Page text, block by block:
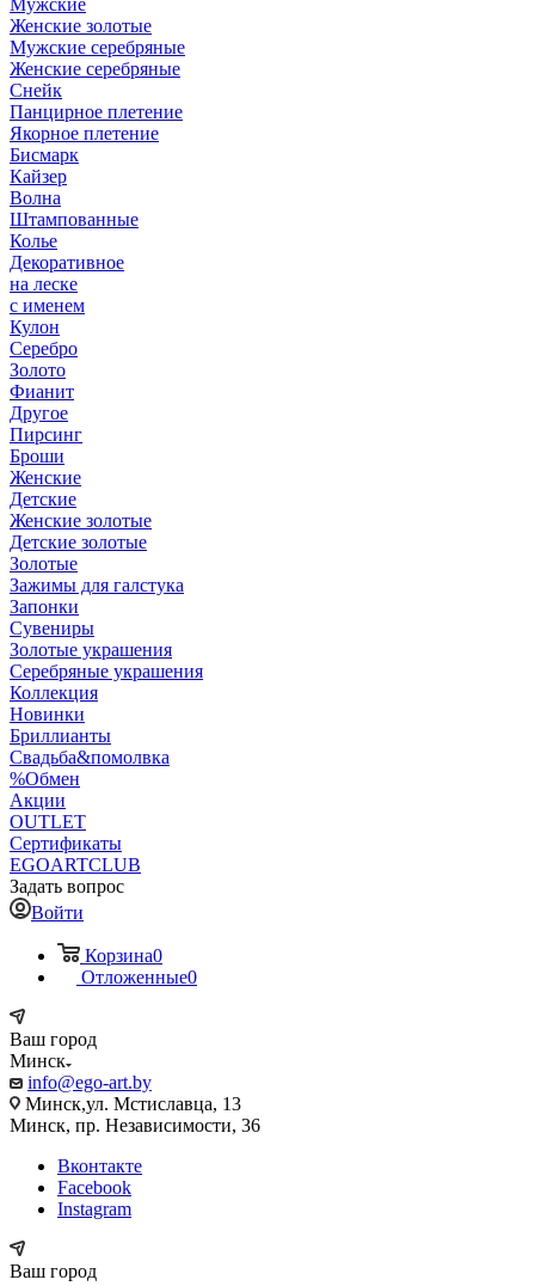
Мужские
Женские золотые
Мужские серебряные
Женские серебряные
Снейк
Панцирное плетение
Якорное плетение
Бисмарк
Кайзер
Волна
Штампованные
Колье
Декоративное
на леске
с именем
Кулон
Серебро
Золото
Фианит
Другое
Пирсинг
Броши
Женские
Детские
Женские золотые
Детские золотые
Золотые
Зажимы для галстука
Запонки
Сувениры
Золотые украшения
Серебряные украшения
Коллекция
Новинки
Бриллианты
Свадьба&помолвка
%Обмен
Акции
OUTLET
Сертификаты
EGOARTCLUB
Задать вопрос
Войти
Корзина0
Отложенные0
Ваш город
Минск
info@ego-art.by
Минск,ул. Мстиславца, 13
Минск, пр. Независимости, 36
Вконтакте
Facebook
Instagram
Ваш город